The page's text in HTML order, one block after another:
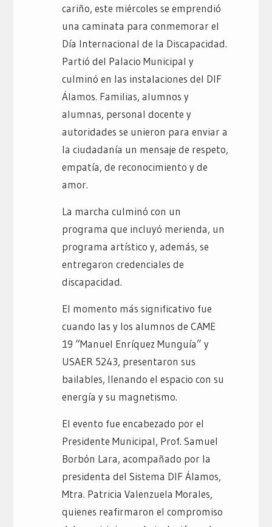
cariño, este miércoles se emprendió
una caminata para conmemorar el
Día Internacional de la Discapacidad.
Partió del Palacio Municipal y
culminó en las instalaciones del DIF
Álamos. Familias, alumnos y
alumnas, personal docente y
autoridades se unieron para enviar a
la ciudadanía un mensaje de respeto,
empatía, de reconocimiento y de
amor.
La marcha culminó con un
programa que incluyó merienda, un
programa artístico y, además, se
entregaron credenciales de
discapacidad.
El momento más significativo fue
cuando las y los alumnos de CAME
19 “Manuel Enríquez Munguía” y
USAER 5243, presentaron sus
bailables, llenando el espacio con su
energía y su magnetismo.
El evento fue encabezado por el
Presidente Municipal, Prof. Samuel
Borbón Lara, acompañado por la
presidenta del Sistema DIF Álamos,
Mtra. Patricia Valenzuela Morales,
quienes reafirmaron el compromiso